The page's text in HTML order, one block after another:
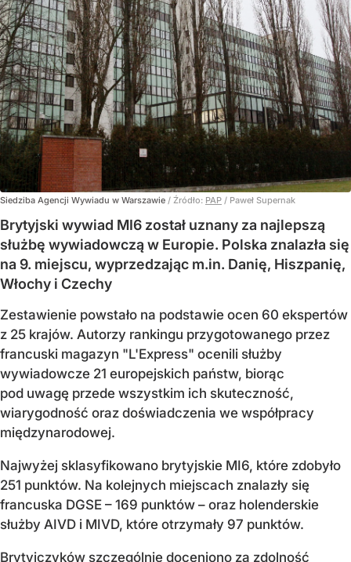
Siedziba Agencji Wywiadu w Warszawie / Źródło: PAP / Paweł Supernak
Brytyjski wywiad MI6 został uznany za najlepszą
służbę wywiadowczą w Europie. Polska znalazła się
na 9. miejscu, wyprzedzając m.in. Danię, Hiszpanię,
Włochy i Czechy
Zestawienie powstało na podstawie ocen 60 ekspertów
z 25 krajów. Autorzy rankingu przygotowanego przez
francuski magazyn "L'Express" ocenili służby
wywiadowcze 21 europejskich państw, biorąc
pod uwagę przede wszystkim ich skuteczność,
wiarygodność oraz doświadczenia we współpracy
międzynarodowej.
Najwyżej sklasyfikowano brytyjskie MI6, które zdobyło
251 punktów. Na kolejnych miejscach znalazły się
francuska DGSE – 169 punktów – oraz holenderskie
służby AIVD i MIVD, które otrzymały 97 punktów.
Brytyjczyków szczególnie doceniono za zdolność